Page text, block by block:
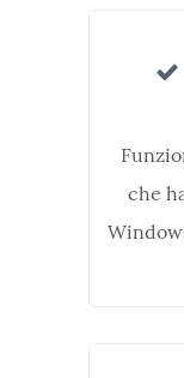
che